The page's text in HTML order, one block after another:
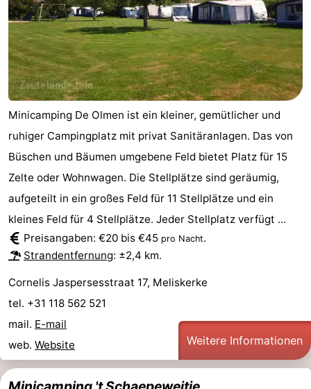
Parken
Reisebuchshop
Medizin
Adressen
Region
Zeeland
Schouwen-
Duiveland
-
Renesse
Brouwershaven
-
Zierikzee
-
Oosterschelde
Burgh
-
Minicamping De Olmen ist ein kleiner, gemütlicher und
ruhiger Campingplatz mit privat Sanitäranlagen. Das von
Büschen und Bäumen umgebene Feld bietet Platz für 15
Zelte oder Wohnwagen. Die Stellplätze sind geräumig,
aufgeteilt in ein großes Feld für 11 Stellplätze und ein
kleines Feld für 4 Stellplätze. Jeder Stellplatz verfügt ...
Preisangaben: €20 bis €45 pro Nacht.
Strandentfernung: ±2,4 km.
Cornelis Jaspersesstraat 17, Meliskerke
tel. +31 118 562 521
mail. E-mail
web. Website Weitere Informationen